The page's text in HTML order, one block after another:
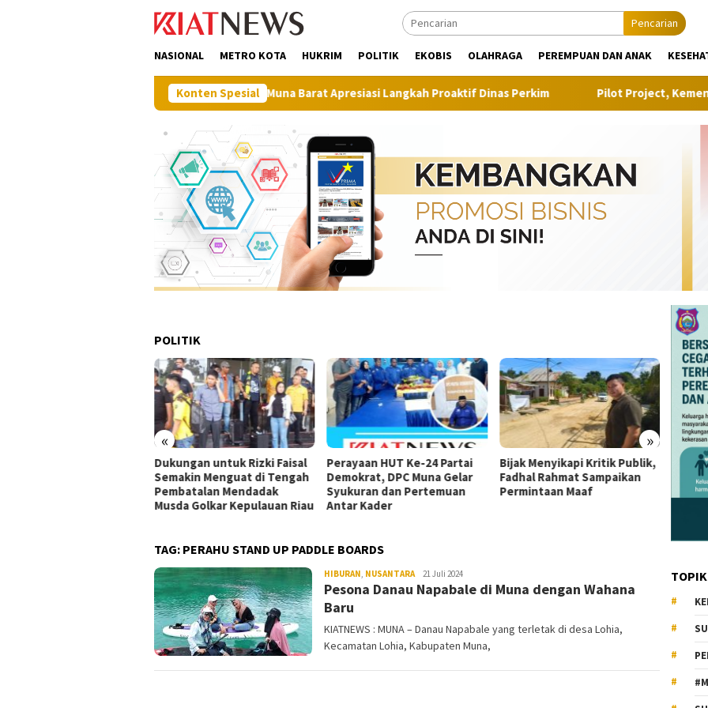
Pencarian
NASIONAL METRO KOTA HUKRIM POLITIK EKOBIS OLAHRAGA PEREMPUAN DAN ANAK
Konten Spesial
Perkuat Sinergi Pembangunan, BPN Muna Barat Apresiasi Langkah Proaktif Dinas Perkim Pilot Project, Kementerian
POLITIK
« »
Dukungan untuk Rizki Faisal
Semakin Menguat di Tengah
Pembatalan Mendadak
Musda Golkar Kepulauan Riau
Perayaan HUT Ke-24 Partai
Demokrat, DPC Muna Gelar
Syukuran dan Pertemuan
Antar Kader
Bijak Menyikapi Kritik Publik,
Fadhal Rahmat Sampaikan
Permintaan Maaf
DPP
TAG: PERAHU STAND UP PADDLE BOARDS
HIBURAN NUSANTARA KiatNews.co.id
21 Juli 2024
Pesona Danau Napabale di Muna dengan Wahana
Baru
KIATNEWS : MUNA – Danau Napabale yang terletak di desa Lohia,
Kecamatan Lohia, Kabupaten Muna,